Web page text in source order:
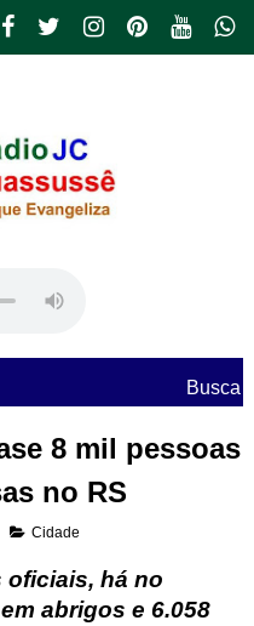
Busca
8 mil pessoas
no RS
Cidade
oficiais, há no
abrigos e 6.058